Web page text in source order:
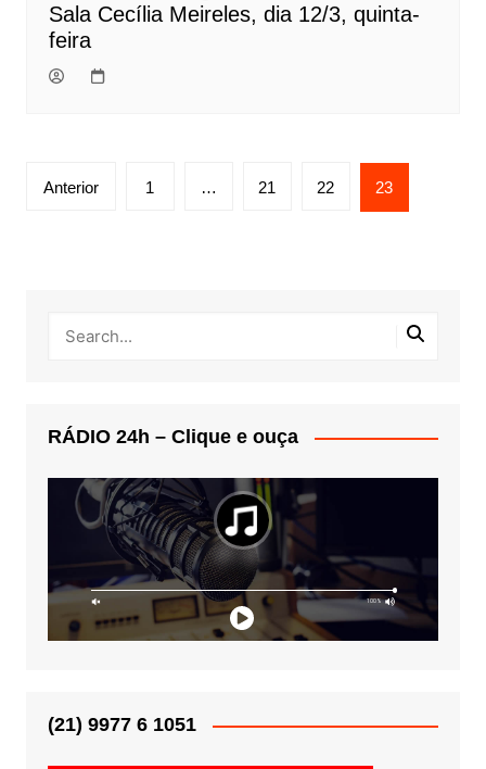
Sala Cecília Meireles, dia 12/3, quinta-
feira
Navegação
Anterior 1 … 21 22 23
RÁDIO 24h – Clique e ouça
(21) 9977 6 1051